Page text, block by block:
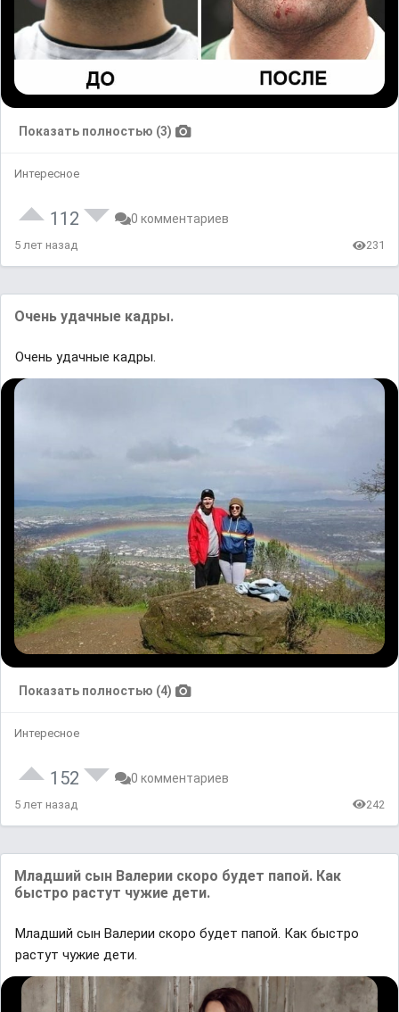
Показать полностью (3)
Интересное
112 0 комментариев
5 лет назад 231
Очень удачные кадры.
Очень удачные кадры.
Показать полностью (4)
Интересное
152 0 комментариев
5 лет назад 242
Младший сын Валерии скоро будет папой. Как
быстро растут чужие дети.
Младший сын Валерии скоро будет папой. Как быстро
растут чужие дети.